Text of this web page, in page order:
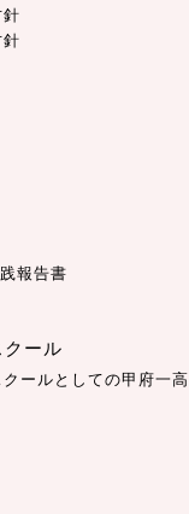
報告書
クール
ールとしての甲府一高